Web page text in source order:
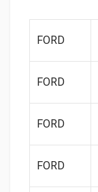
FORD
FORD
FORD
FORD